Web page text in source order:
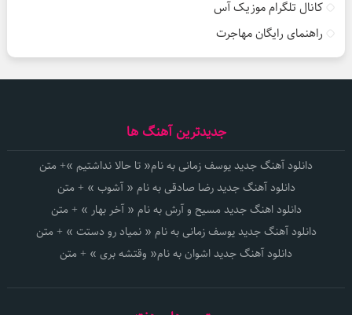
کانال تلگرام موزیک آس
راهنمای رایگان مهاجرت
جدیدترین آهنگ ها
دانلود آهنگ جدید یوسف زمانی به نام« تا حالا نداشتیم »+ متن
دانلود آهنگ جدید رضا صادقی به نام « آشوب » + متن
دانلود اهنگ جدید مسیح و آرش به نام « آخر بهار » + متن
دانلود آهنگ جدید یوسف زمانی به نام « نمیاد رو دستت » + متن
دانلود آهنگ جدید اشوان به نام« وقتشه بری » + متن